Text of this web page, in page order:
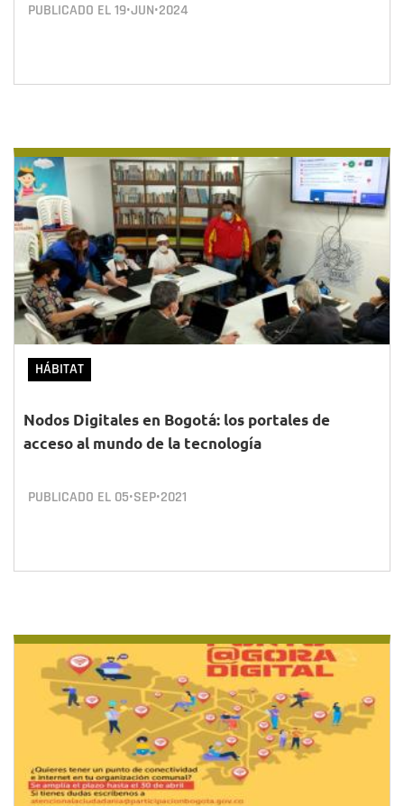
PUBLICADO EL19•JUN•2024
HÁBITAT
Nodos Digitales en Bogotá: los portales de
acceso al mundo de la tecnología
PUBLICADO EL 05•SEP•2021